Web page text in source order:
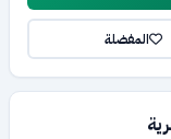
المفضلة